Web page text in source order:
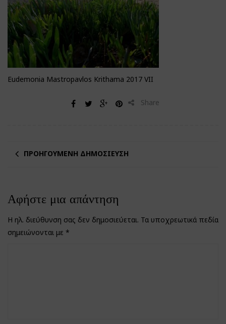
Eudemonia Mastropavlos Krithama 2017 VII
Share
ΠΡΟΗΓΟΎΜΕΝΗ ΔΗΜΟΣΊΕΥΣΗ
Αφήστε μια απάντηση
Η ηλ. διεύθυνση σας δεν δημοσιεύεται. Τα υποχρεωτικά πεδία
σημειώνονται με *